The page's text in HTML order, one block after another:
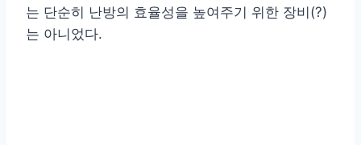
는 단순히 난방의 효율성을 높여주기 위한 장비(?)
는 아니었다.